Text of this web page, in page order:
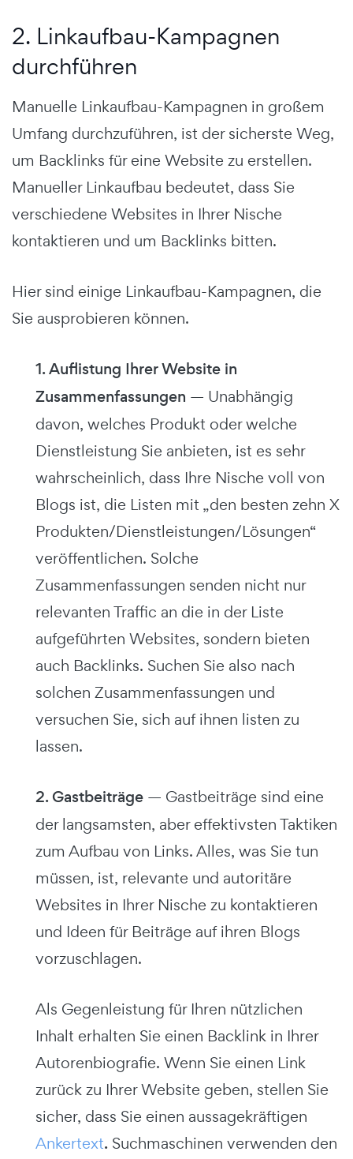
2. Linkaufbau-Kampagnen
durchführen
Manuelle Linkaufbau-Kampagnen in großem
Umfang durchzuführen, ist der sicherste Weg,
um Backlinks für eine Website zu erstellen.
Manueller Linkaufbau bedeutet, dass Sie
verschiedene Websites in Ihrer Nische
kontaktieren und um Backlinks bitten.
Hier sind einige Linkaufbau-Kampagnen, die
Sie ausprobieren können.
1. Auflistung Ihrer Website in
Zusammenfassungen — Unabhängig
davon, welches Produkt oder welche
Dienstleistung Sie anbieten, ist es sehr
wahrscheinlich, dass Ihre Nische voll von
Blogs ist, die Listen mit „den besten zehn X
Produkten/Dienstleistungen/Lösungen“
veröffentlichen. Solche
Zusammenfassungen senden nicht nur
relevanten Traffic an die in der Liste
aufgeführten Websites, sondern bieten
auch Backlinks. Suchen Sie also nach
solchen Zusammenfassungen und
versuchen Sie, sich auf ihnen listen zu
lassen.
2. Gastbeiträge — Gastbeiträge sind eine
der langsamsten, aber effektivsten Taktiken
zum Aufbau von Links. Alles, was Sie tun
müssen, ist, relevante und autoritäre
Websites in Ihrer Nische zu kontaktieren
und Ideen für Beiträge auf ihren Blogs
vorzuschlagen.
Als Gegenleistung für Ihren nützlichen
Inhalt erhalten Sie einen Backlink in Ihrer
Autorenbiografie. Wenn Sie einen Link
zurück zu Ihrer Website geben, stellen Sie
sicher, dass Sie einen aussagekräftigen
Ankertext. Suchmaschinen verwenden den